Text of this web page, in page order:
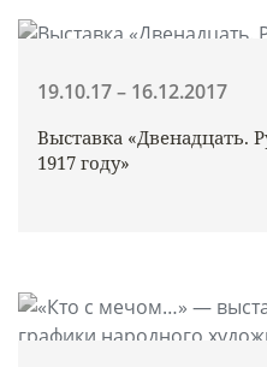
19.10.17 – 16.12.2017
Выставка «Двенадцать.
1917 году»